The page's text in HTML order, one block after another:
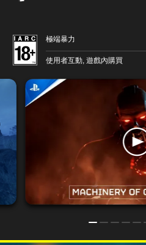
極端暴力
使用者互動, 遊戲內購買